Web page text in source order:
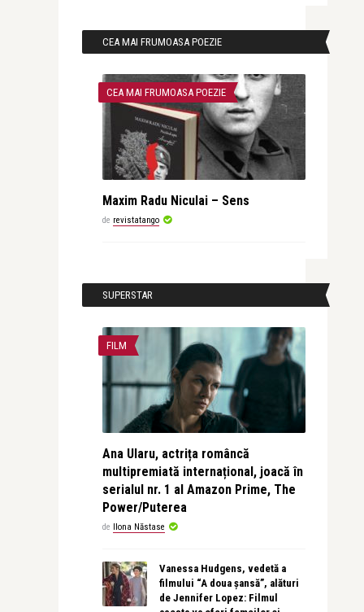
CEA MAI FRUMOASA POEZIE
CEA MAI FRUMOASA POEZIE
Maxim Radu Niculai – Sens
de revistatango
SUPERSTAR
FILM
Ana Ularu, actrița româncă
multipremiată internațional, joacă în
serialul nr. 1 al Amazon Prime, The
Power/Puterea
de Ilona Năstase
Vanessa Hudgens, vedetă a
filmului “A doua șansă”, alături
de Jennifer Lopez: Filmul